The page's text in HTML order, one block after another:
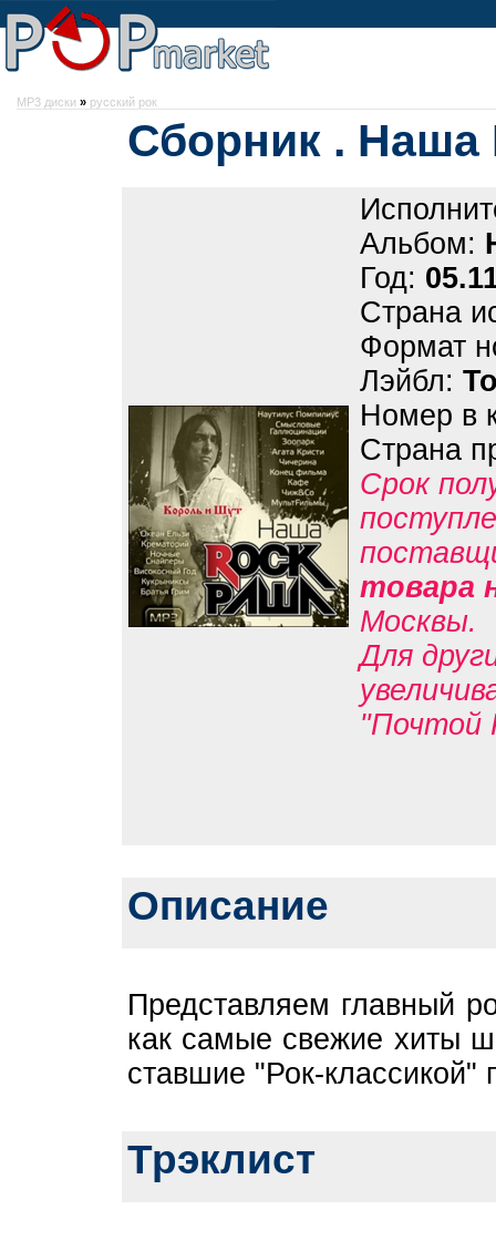
MP3 диски » русский рок
Сборник . Наша
Альбом:
Год:
Страна
Формат
Лэйбл:
Номер в
Страна
Срок
товара
Москвы.
Для
"Почтой
Описание
Представляем главный
как самые свежие хиты
ставшие "Рок-классикой"
Трэклист